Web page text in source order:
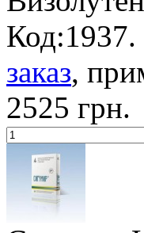
Код:1937.
заказ,
2525 грн.